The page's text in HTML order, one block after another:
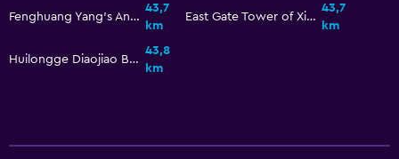
Fenghuang Yang's Ancestral Hall
43,7
km
East Gate Tower of Xiangxi
43,7
km
Huilongge Diaojiao Building
43,8
km